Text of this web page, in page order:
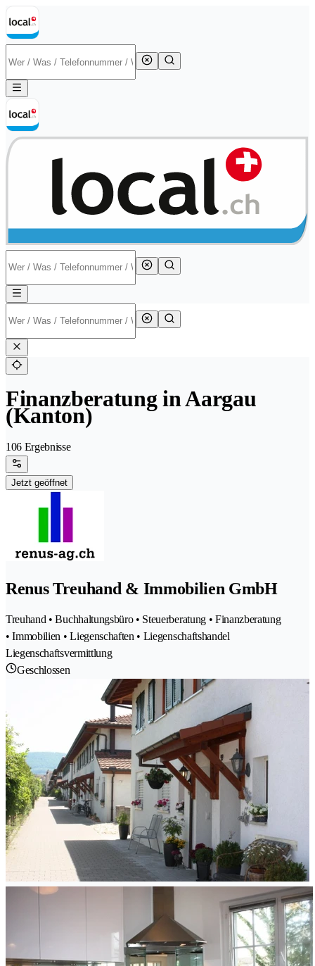
Finanzberatung in Aargau
(Kanton)
106 Ergebnisse
Jetzt geöffnet
Renus Treuhand & Immobilien GmbH
Treuhand • Buchhaltungsbüro • Steuerberatung • Finanzberatung
• Immobilien • Liegenschaften • Liegenschaftshandel
Liegenschaftsvermittlung
Geschlossen